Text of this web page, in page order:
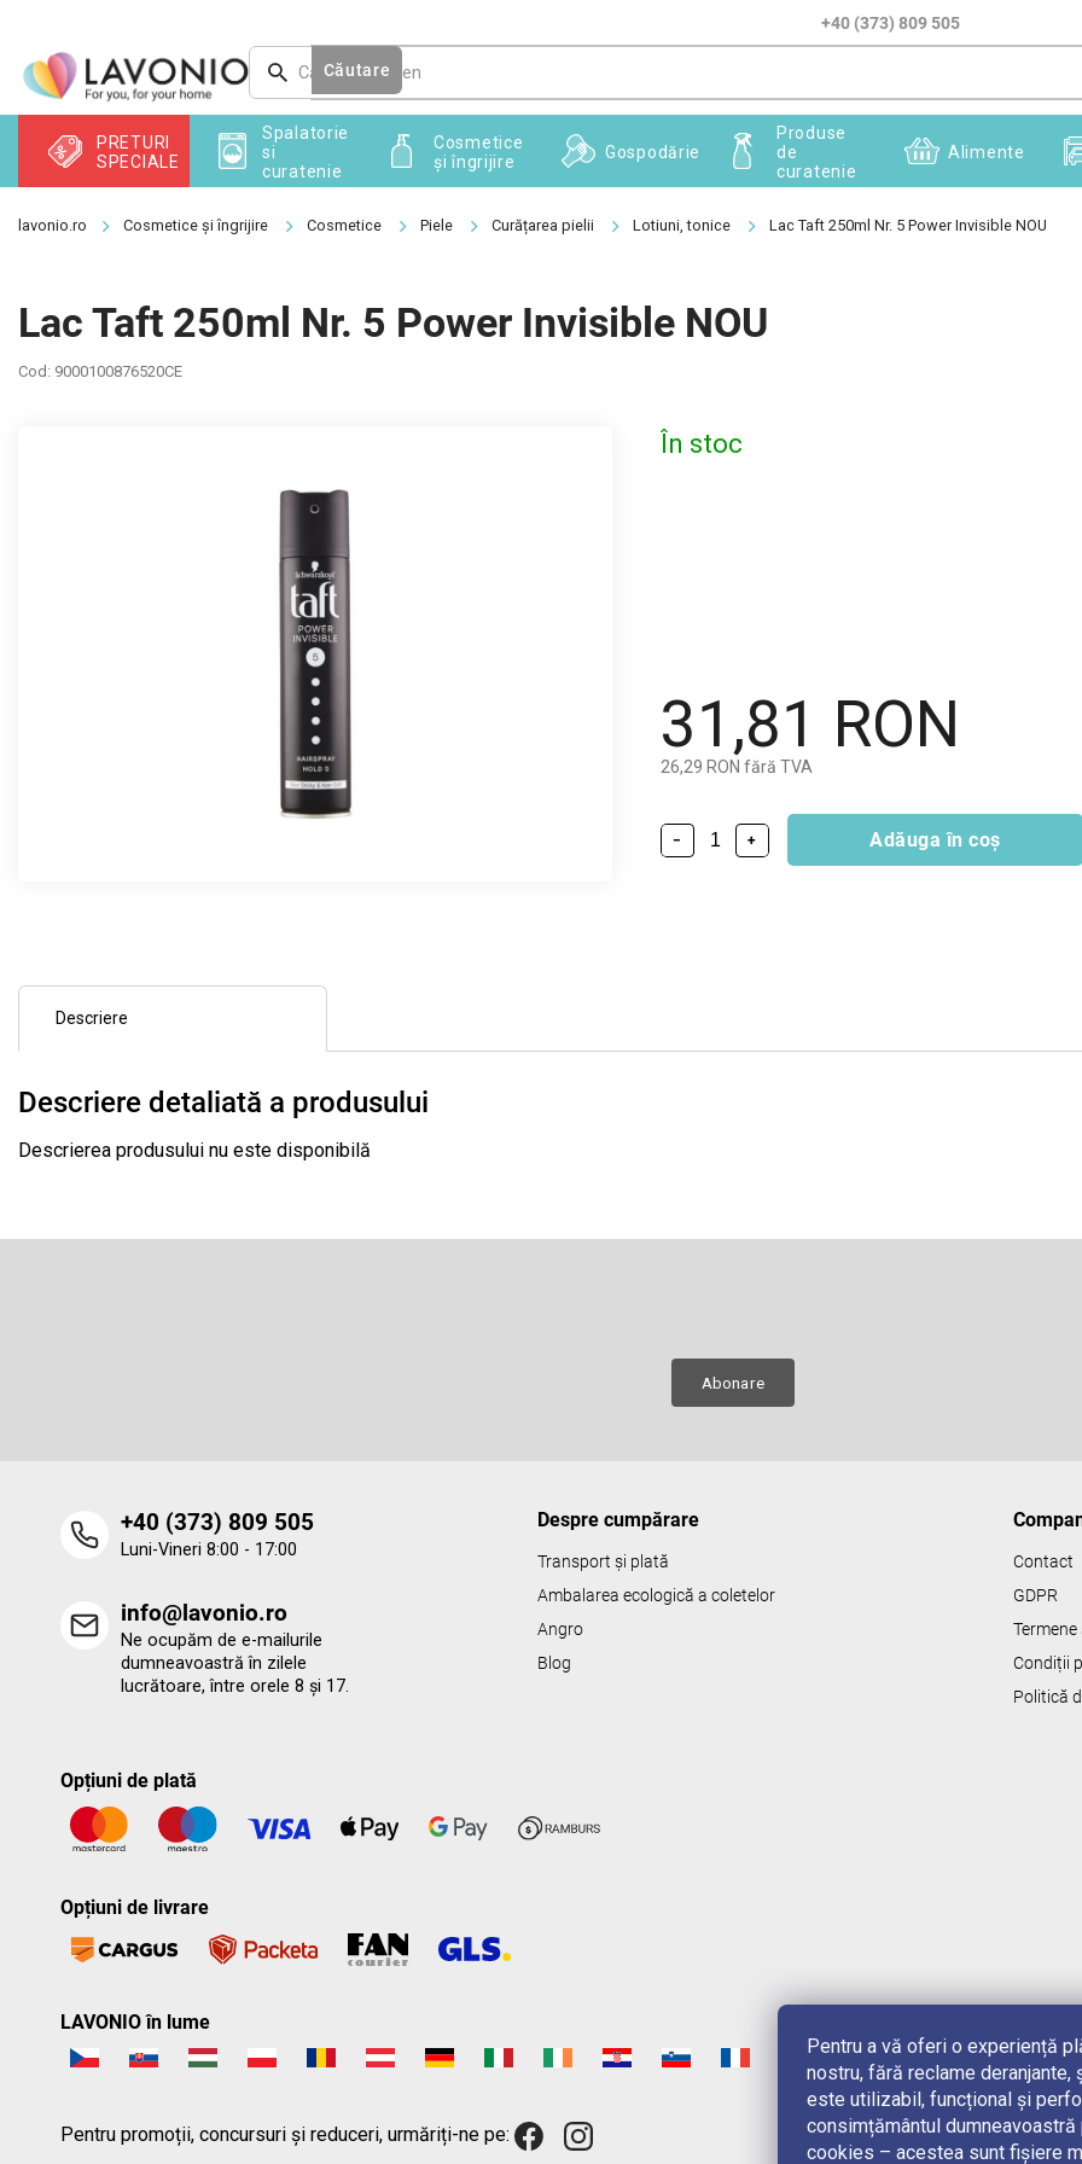
Pentru a vă oferi o experiență
nostru, fără reclame
este utilizabil, funcțional și
consimțământul
cookies – acestea sunt fișiere
conținut
+40 (373) 809 505
Căutare
PRETURI
SPECIALE
Spalatorie
si
curatenie
Cosmetice
și îngrijire
Gospodărie
Produse
de
curatenie
Alimente
Cosmetice și îngrijire Cosmetice Piele Curățarea pielii Lotiuni, tonice Lac Taft 250ml Nr. 5 Power Invisible NOU
Lac Taft 250ml Nr. 5 Power Invisible NOU
Cod: 9000100876520CE
31,81 RON
26,29 RON fără TVA
În stoc
+
− Adăuga în coş
Descriere
Descriere detaliată a produsului
Descrierea produsului nu este disponibilă
Abonare
‭+40 (373) 809 505‬
Luni-Vineri 8:00 - 17:00
info@lavonio.ro
Ne ocupăm de e-mailurile
dumneavoastră în zilele
lucrătoare, între orele 8 și 17.
Despre cumpărare
Transport și plată
Ambalarea ecologică a coletelor
Angro
Blog
Contact
GDPR
Condiții
Politică
Opțiuni de plată
Opțiuni de livrare
LAVONIO în lume
Pentru promoții, concursuri și reduceri, urmăriți-ne pe: